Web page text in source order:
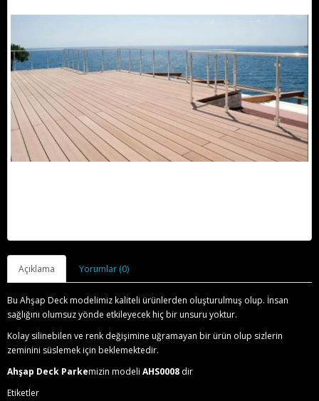
Açıklama Yorumlar (0)
Bu Ahşap Deck modelimiz kaliteli ürünlerden oluşturulmuş olup. İnsan
sağlığını olumsuz yönde etkileyecek hiç bir unsuru yoktur.
Kolay silinebilen ve renk değişimine uğramayan bir ürün olup sizlerin
zeminini süslemek için beklemektedir.
Ahşap Deck Parkemizin modeli AHS0008 dir
Etiketler